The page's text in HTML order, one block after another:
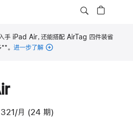
入手 iPad Air，还能搭配 AirTag 四件装省
**。进一步了解
月 (24 期)